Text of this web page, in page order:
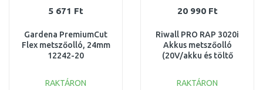
5 671 Ft
Gardena PremiumCut
Flex metszőolló, 24mm
12242-20
RAKTÁRON
20 990 Ft
Riwall PRO RAP 3020i
Akkus metszőolló
(20V/akku és töltő
RAKTÁRON